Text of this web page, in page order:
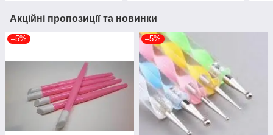
Акційні пропозиції та новинки
–5% –5%